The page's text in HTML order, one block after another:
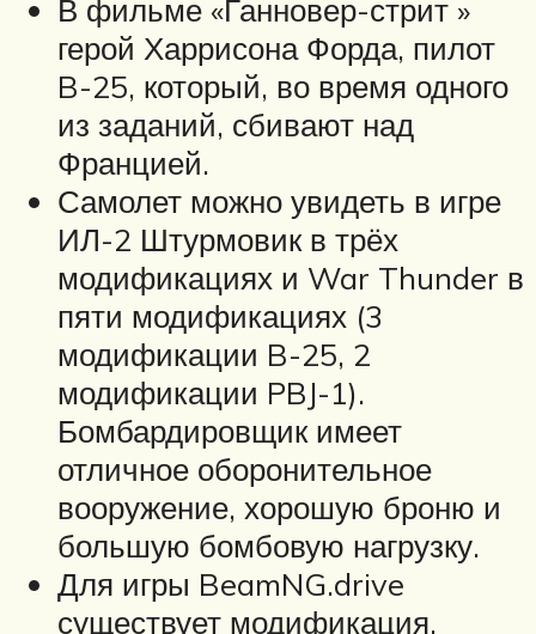
В фильме «Ганновер-стрит »
герой Харрисона Форда, пилот
B-25, который, во время одного
из заданий, сбивают над
Францией.
Самолет можно увидеть в игре
ИЛ-2 Штурмовик в трёх
модификациях и War Thunder в
пяти модификациях (3
модификации B-25, 2
модификации PBJ-1).
Бомбардировщик имеет
отличное оборонительное
вооружение, хорошую броню и
большую бомбовую нагрузку.
Для игры BeamNG.drive
существует модификация,